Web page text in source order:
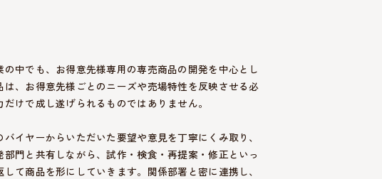
中でも、お得意先様専用の専売商品の開発を中心とし
は、お得意先様ごとのニーズや売場特性を反映させる必
けで成し遂げられるものではありません。
イヤーからいただいた要望や意見を丁寧にくみ取り、
門と共有しながら、試作・検食・再提案・修正といっ
て商品を形にしていきます。関係部署と密に連携し、